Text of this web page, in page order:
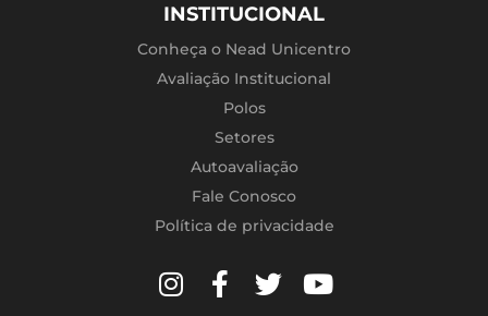
INSTITUCIONAL
Conheça o Nead Unicentro
Avaliação Institucional
Polos
Setores
Autoavaliação
Fale Conosco
Política de privacidade